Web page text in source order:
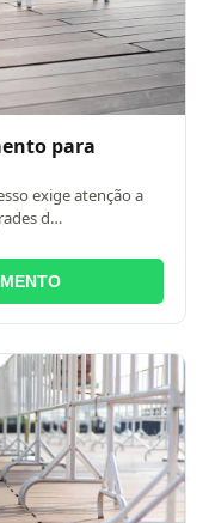
para
exige atenção a
d…